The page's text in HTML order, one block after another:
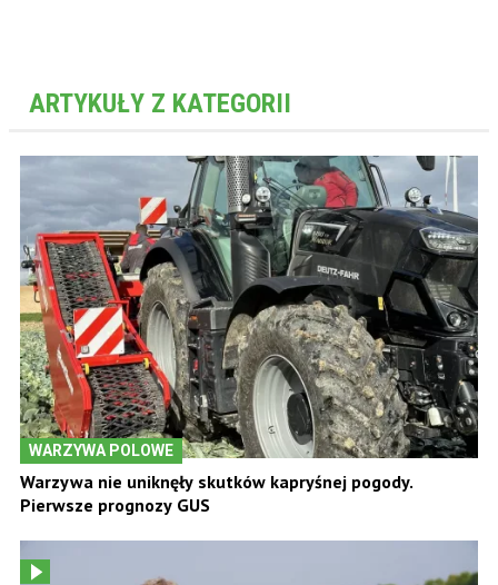
ARTYKUŁY Z KATEGORII
WARZYWA POLOWE
Warzywa nie uniknęły skutków kapryśnej pogody.
Pierwsze prognozy GUS